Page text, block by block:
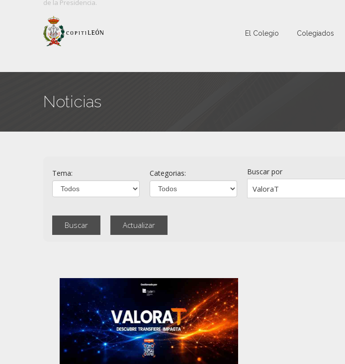
de la Presidencia.
El Colegio Colegiados
Noticias
Tema: Categorias: Buscar por